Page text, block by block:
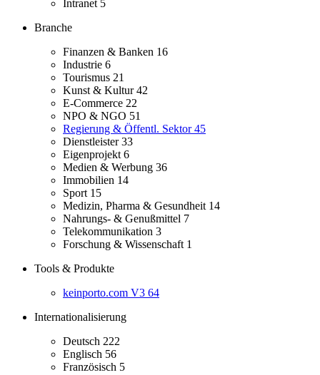
Intranet 5
Branche
Finanzen & Banken 16
Industrie 6
Tourismus 21
Kunst & Kultur42
E-Commerce 22
NPO & NGO 51
Regierung & Öffentl. Sektor45
Dienstleister33
Eigenprojekt 6
Medien & Werbung 36
Immobilien 14
Sport 15
Medizin, Pharma & Gesundheit 14
Nahrungs- & Genußmittel 7
Telekommunikation 3
Forschung & Wissenschaft 1
Tools & Produkte
keinporto.com V3 64
Internationalisierung
Deutsch 222
Englisch 56
Französisch 5